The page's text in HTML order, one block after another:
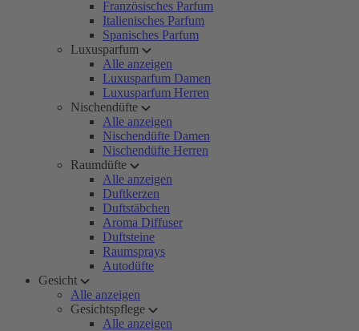
Französisches Parfum
Italienisches Parfum
Spanisches Parfum
Luxusparfum
Alle anzeigen
Luxusparfum Damen
Luxusparfum Herren
Nischendüfte
Alle anzeigen
Nischendüfte Damen
Nischendüfte Herren
Raumdüfte
Alle anzeigen
Duftkerzen
Duftstäbchen
Aroma Diffuser
Duftsteine
Raumsprays
Autodüfte
Gesicht
Alle anzeigen
Gesichtspflege
Alle anzeigen